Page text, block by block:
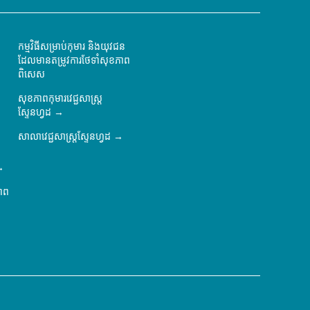
ព
កម្មវិធីសម្រាប់កុមារ និងយុវជន
ដែលមានតម្រូវការថែទាំសុខភាព
ពិសេស
សុខភាពកុមារវេជ្ជសាស្ត្រ
ស្ទែនហ្វដ
សាលាវេជ្ជសាស្ត្រស្ទែនហ្វដ